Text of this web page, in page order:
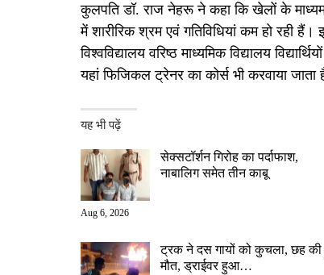
कुलपति डॉ. राज नेहरू ने कहा कि खेलों के माध्यम
में शारीरिक श्रम एवं गतिविधियां कम हो रही हैं।
विश्वविद्यालय वरिष्ठ माध्यमिक विद्यालय
यहां फिजिकल ट्रेनर का कोर्स भी करवाया
यह भी पढ़ें
सेक्सटॉर्शन गिरोह का पर्दाफाश,
नाबालिग समेत तीन काबू
Aug 6, 2026
ट्रक ने दस गायों को कुचला, छह की
मौत, ड्राईवर हुआ…